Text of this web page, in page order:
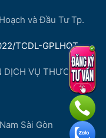
và Đầu Tư Tp.
TCDL-GPLHQT
DỊCH VỤ THƯƠNG
Sài Gòn